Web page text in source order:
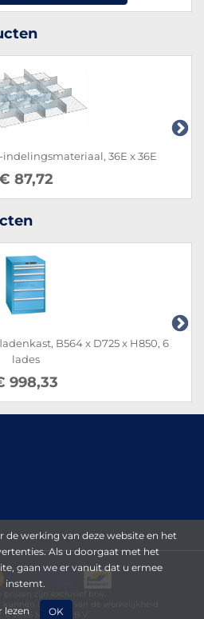
36E x 36E
87,72
B564 x D725 x H850, 6
lades
998,33
prijzen zijn exclusief btw.
kunnen afwijken van de werkelijkheid.
© 2026 Magema B.V.
de werking van deze website en het
Als u doorgaat met het
gaan we er vanuit dat u ermee
instemt.
lezen OK